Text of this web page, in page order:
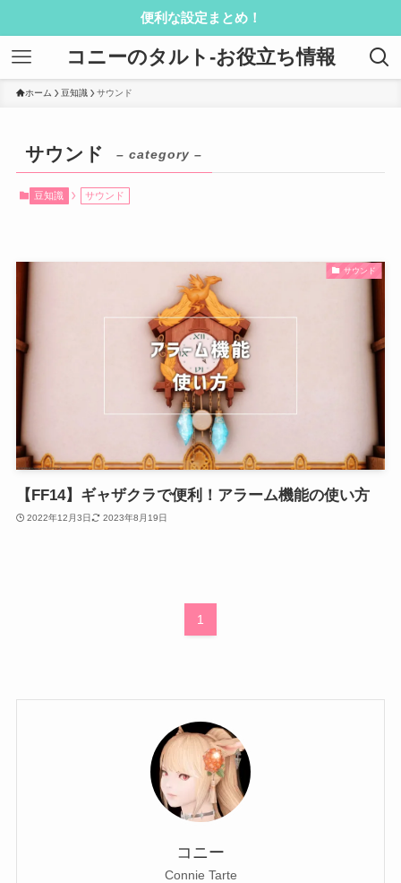
便利な設定まとめ！
コニーのタルト-お役立ち情報
ホーム 豆知識 サウンド
サウンド – category –
豆知識 サウンド
サウンド
【FF14】ギャザクラで便利！アラーム機能の使い方
2022年12月3日 2023年8月19日
1
コニー
Connie Tarte